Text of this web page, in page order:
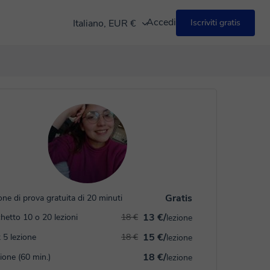
Italiano, EUR € Accedi Iscriviti gratis
di prova gratuita di 20 minuti Gratis
10 o 20 lezioni 13 €/lezione
18 €
5 lezione
15 €/lezione
18 €
(60 min.)
18 €/lezione